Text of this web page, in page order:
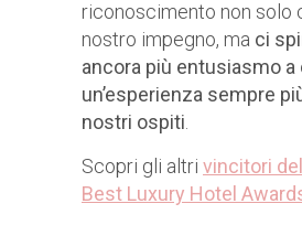
riconoscimento non solo
nostro impegno, ma ci
ancora più entusiasmo
un’esperienza sempre
nostri ospiti
Scopri gli altri vincitori
Best Luxury Hotel